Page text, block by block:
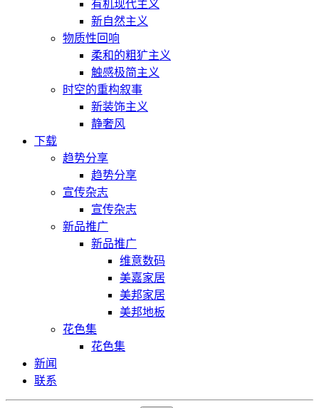
有机现代主义
新自然主义
物质性回响
柔和的粗犷主义
触感极简主义
时空的重构叙事
新装饰主义
静奢风
下载
趋势分享
趋势分享
宣传杂志
宣传杂志
新品推广
新品推广
维意数码
美嘉家居
美邦家居
美邦地板
花色集
花色集
新闻
联系